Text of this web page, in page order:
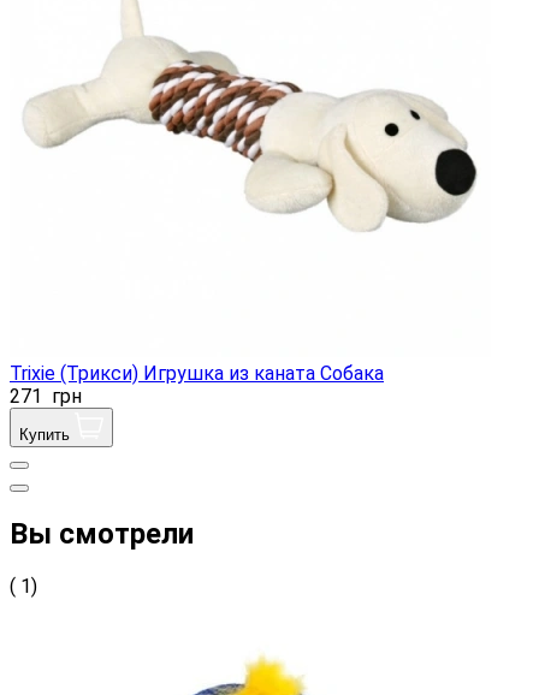
Trixie (Трикси) Игрушка из каната Собака
271 грн
Купить
Вы смотрели
( 1)